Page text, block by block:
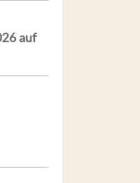
auf